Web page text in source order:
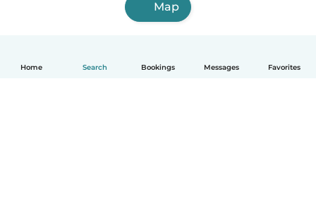
Home Search Bookings Messages Favorites
Map